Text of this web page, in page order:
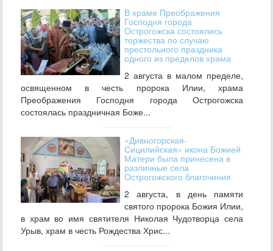
В храме Преображения
Господня города
Острогожска состоялись
торжества по случаю
престольного праздника
одного из пределов храма
2 августа в малом пределе,
освященном в честь пророка Илии, храма
Преображения Господня города Острогожска
состоялась праздничная Боже...
«Дивногорская-
Сицилийская» икона Божией
Матери была принесена в
различные села
Острогожского благочиния
2 августа, в день памяти
святого пророка Божия Илии,
в храм во имя святителя Николая Чудотворца села
Урыв, храм в честь Рождества Хрис...